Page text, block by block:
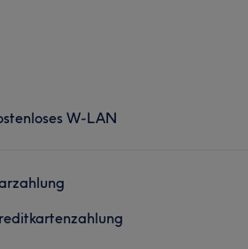
W-LAN